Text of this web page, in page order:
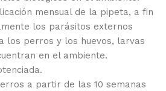
mensual de la pipeta, a fin
los parásitos externos
los perros y los huevos, larvas
en el ambiente.
a partir de las 10 semanas